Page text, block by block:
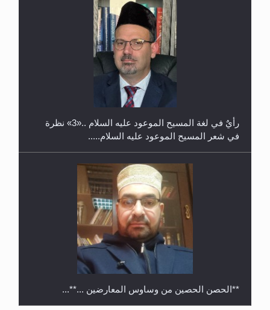
حفل توزيع الشهادات في الجامعة الأحمدية بنيجيريا لعام
رأيٌ في لغة المسيح الموعود عليه السلام ..«3» نظرة
في شعر المسيح الموعود عليه السلام.....
**الحصن الحصين من وساوس المعارضين ...**...